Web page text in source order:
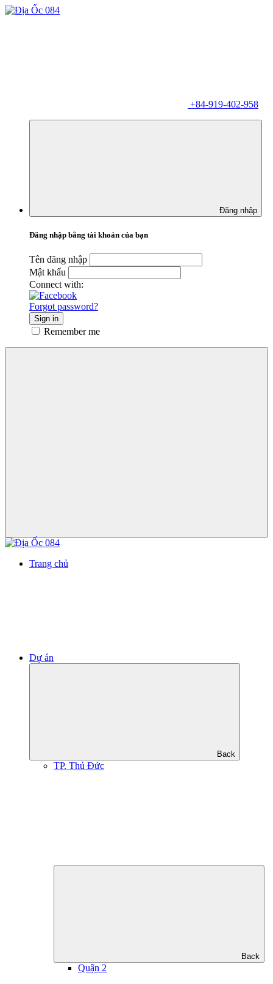
+84-919-402-958
Đăng nhập
Đăng nhập bằng tài khoản của bạn
Tên đăng nhập
Mật khẩu
Connect with:
Forgot password?
Sign in
Remember me
Trang chủ
Dự án
Back
TP. Thủ Đức
Back
Quận 2